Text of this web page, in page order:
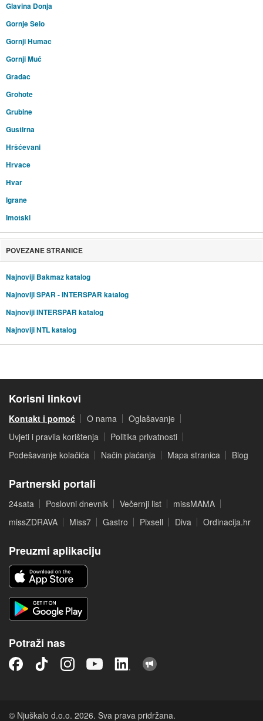
Glavina Donja
Gornje Selo
Gornji Humac
Gornji Muć
Gradac
Grohote
Grubine
Gustirna
Hršćevani
Hrvace
Hvar
Igrane
Imotski
POVEZANE STRANICE
Najnoviji Bakmaz katalog
Najnoviji SPAR - INTERSPAR katalog
Najnoviji INTERSPAR katalog
Najnoviji NTL katalog
Korisni linkovi
Kontakt i pomoć O nama
Oglašavanje
Uvjeti i pravila korištenja
Politika privatnosti
Podešavanje kolačića
Način plaćanja Mapa stranica Blog
Partnerski portali
24sata Poslovni dnevnik Večernji list
missMAMA
missZDRAVA
Miss7 Gastro Pixsell Diva Ordinacija.hr
Preuzmi aplikaciju
Potraži nas
© Njuškalo d.o.o. 2026. Sva prava pridržana.